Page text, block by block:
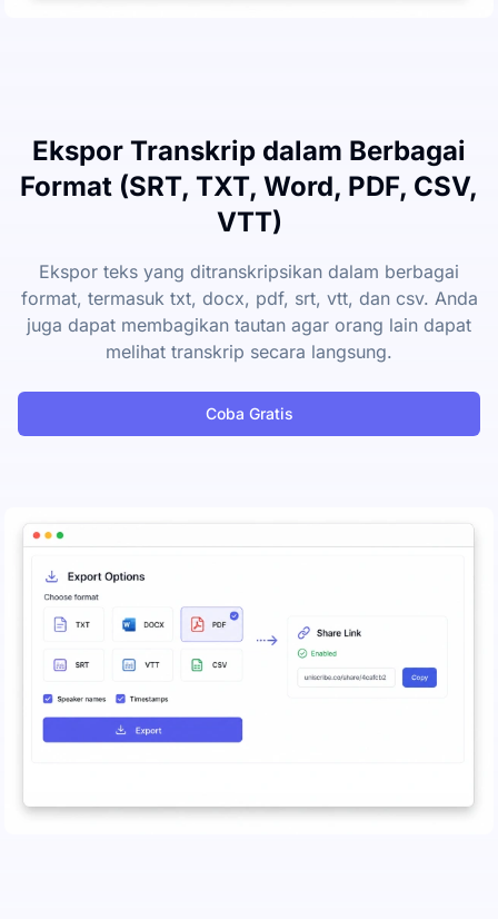
Ekspor Transkrip dalam Berbagai
Format (SRT, TXT, Word, PDF, CSV,
VTT)
Ekspor teks yang ditranskripsikan dalam berbagai
format, termasuk txt, docx, pdf, srt, vtt, dan csv. Anda
juga dapat membagikan tautan agar orang lain dapat
melihat transkrip secara langsung.
Coba Gratis